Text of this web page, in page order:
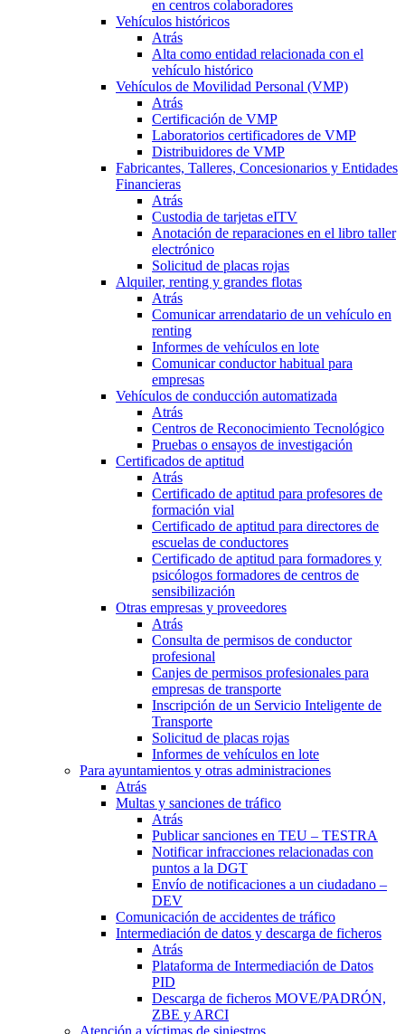
en centros colaboradores
Vehículos históricos
Atrás
Alta como entidad relacionada con el
vehículo histórico
Vehículos de Movilidad Personal (VMP)
Atrás
Certificación de VMP
Laboratorios certificadores de VMP
Distribuidores de VMP
Fabricantes, Talleres, Concesionarios y Entidades
Financieras
Atrás
Custodia de tarjetas eITV
Anotación de reparaciones en el libro taller
electrónico
Solicitud de placas rojas
Alquiler, renting y grandes flotas
Atrás
Comunicar arrendatario de un vehículo en
renting
Informes de vehículos en lote
Comunicar conductor habitual para
empresas
Vehículos de conducción automatizada
Atrás
Centros de Reconocimiento Tecnológico
Pruebas o ensayos de investigación
Certificados de aptitud
Atrás
Certificado de aptitud para profesores de
formación vial
Certificado de aptitud para directores de
escuelas de conductores
Certificado de aptitud para formadores y
psicólogos formadores de centros de
sensibilización
Otras empresas y proveedores
Atrás
Consulta de permisos de conductor
profesional
Canjes de permisos profesionales para
empresas de transporte
Inscripción de un Servicio Inteligente de
Transporte
Solicitud de placas rojas
Informes de vehículos en lote
Para ayuntamientos y otras administraciones
Atrás
Multas y sanciones de tráfico
Atrás
Publicar sanciones en TEU – TESTRA
Notificar infracciones relacionadas con
puntos a la DGT
Envío de notificaciones a un ciudadano –
DEV
Comunicación de accidentes de tráfico
Intermediación de datos y descarga de ficheros
Atrás
Plataforma de Intermediación de Datos
PID
Descarga de ficheros MOVE/PADRÓN,
ZBE y ARCI